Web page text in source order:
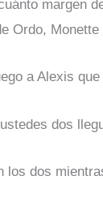
margen
Ordo,
a Alexis
dos
los dos